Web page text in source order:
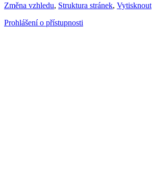
Změna vzhledu, Struktura stránek, Vytisknout
Prohlášení o přístupnosti